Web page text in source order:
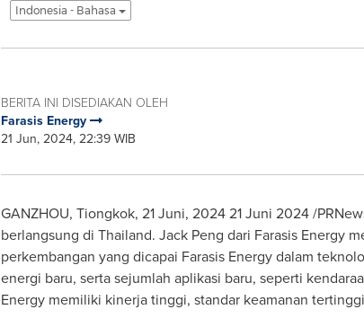
Indonesia - Bahasa
BERITA INI DISEDIAKAN OLEH
Farasis Energy
21 Jun, 2024, 22:39 WIB
GANZHOU, Tiongkok, 21 Juni, 202421 Juni 2024 /
berlangsung di Thailand. Jack Peng dari Farasis Energy
perkembangan yang dicapai Farasis Energy dalam
energi baru, serta sejumlah aplikasi baru, seperti
Energy memiliki kinerja tinggi, standar keamanan